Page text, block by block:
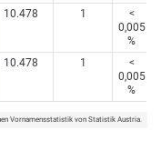
10.478 1
<
0,005
%
10.478 1
<
0,005
%
Vornamensstatistik von Statistik Austria.